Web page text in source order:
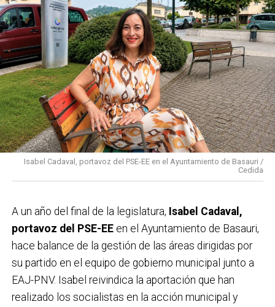
Isabel Cadaval, portavoz del PSE-EE en el Ayuntamiento de Basauri /
Cedida
A un año del final de la legislatura, Isabel Cadaval,
portavoz del PSE-EEen el Ayuntamiento de Basauri,
hace balance de la gestión de las áreas dirigidas por
su partido en el equipo de gobierno municipal junto a
EAJ-PNV. Isabel reivindica la aportación que han
realizado los socialistas en la acción municipal y